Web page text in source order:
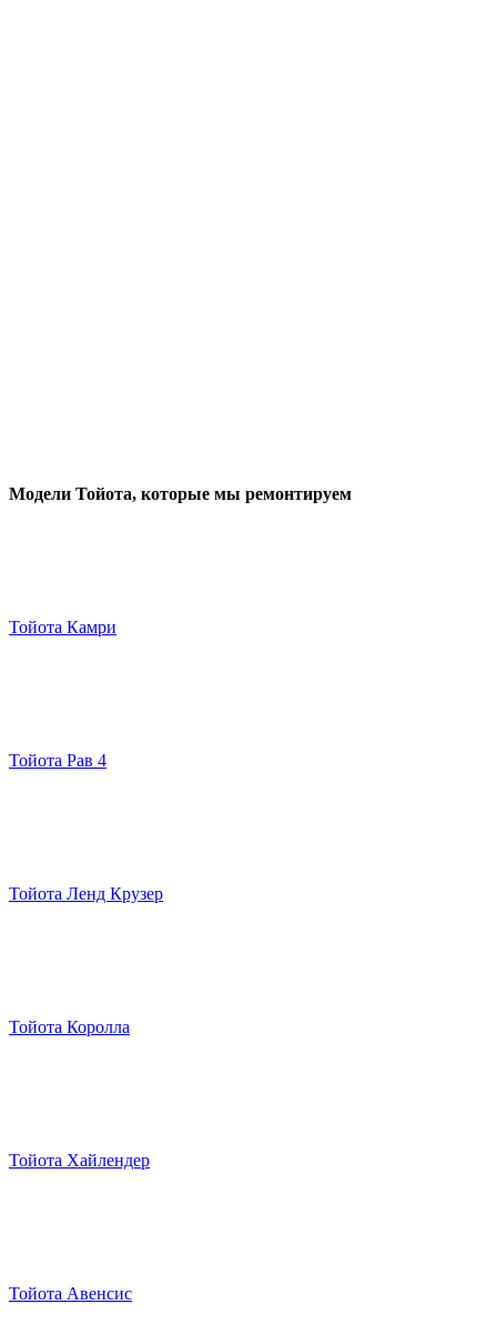
Модели Тойота, которые мы ремонтируем
Тойота Камри
Тойота Рав 4
Тойота Ленд Крузер
Тойота Королла
Тойота Хайлендер
Тойота Авенсис